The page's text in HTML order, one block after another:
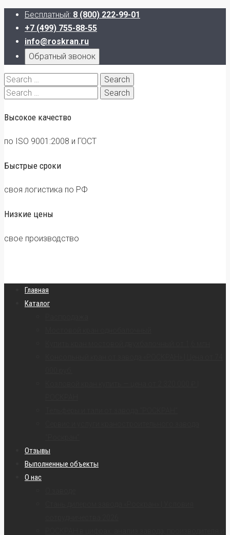
Бесплатный: 8 (800) 222-99-01
+7 (499) 755-88-55
info@roskran.ru
Обратный звонок
Search
for:
Search
Высокое качество
по ISO 9001:2008 и ГОСТ
Быстрые сроки
своя логистика по РФ
Низкие цены
свое производство
Главная
Каталог
Отзывы
Выполненные объекты
О нас